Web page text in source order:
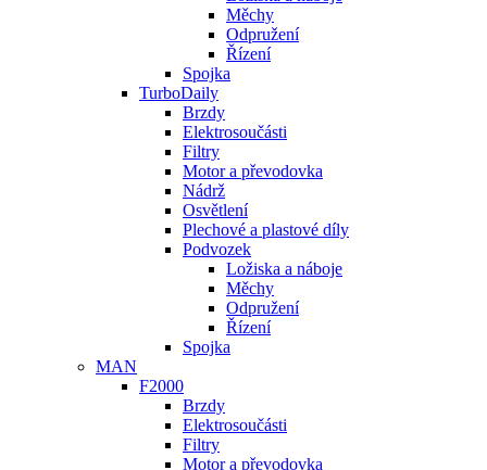
Měchy
Odpružení
Řízení
Spojka
TurboDaily
Brzdy
Elektrosoučásti
Filtry
Motor a převodovka
Nádrž
Osvětlení
Plechové a plastové díly
Podvozek
Ložiska a náboje
Měchy
Odpružení
Řízení
Spojka
MAN
F2000
Brzdy
Elektrosoučásti
Filtry
Motor a převodovka